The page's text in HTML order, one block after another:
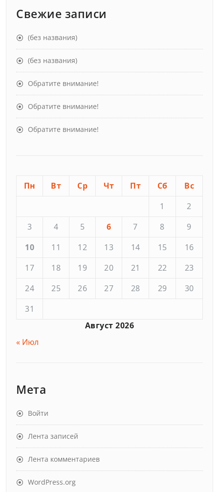
Свежие записи
(без названия)
(без названия)
Обратите внимание!
Обратите внимание!
Обратите внимание!
Август 2026
Пн Вт Ср Чт Пт Сб
Вс
1
2
3
4 5 6 7 8
9
10
11 12 13 14 15
16
17
18 19 20 21 22
23
24
25 26 27 28 29
30
31
« Июл
Мета
Войти
Лента записей
Лента комментариев
WordPress.org